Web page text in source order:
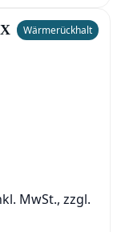
Wärmerückhalt
MwSt., zzgl.